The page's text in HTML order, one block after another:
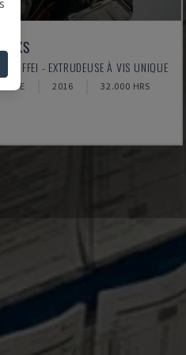
XS
MAFFEI - EXTRUDEUSE À VIS UNIQUE
2016 32.000 HRS